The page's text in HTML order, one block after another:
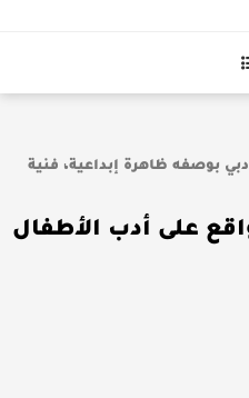
بوصفه ظاهرة إبداعية، فنية
على أدب الأطفال